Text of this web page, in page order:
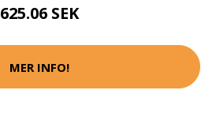
625.06 SEK
MER INFO!